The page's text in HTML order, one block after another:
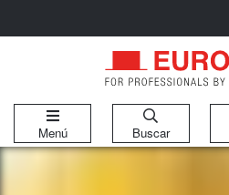
Menú Buscar